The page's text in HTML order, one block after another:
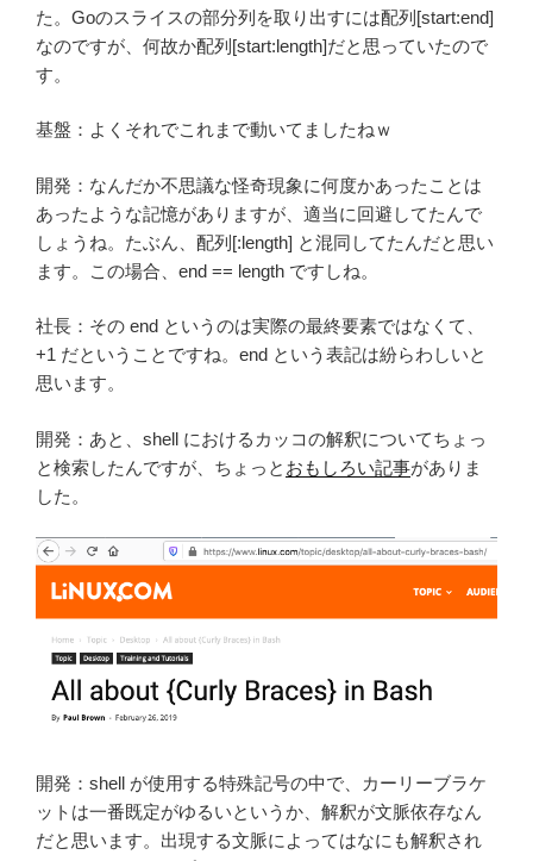
た。Goのスライスの部分列を取り出すには配列[start:end]
なのですが、何故か配列[start:length]だと思っていたので
す。
基盤：よくそれでこれまで動いてましたねｗ
開発：なんだか不思議な怪奇現象に何度かあったことは
あったような記憶がありますが、適当に回避してたんで
しょうね。たぶん、配列[:length] と混同してたんだと思い
ます。この場合、end == length ですしね。
社長：その end というのは実際の最終要素ではなくて、
+1 だということですね。end という表記は紛らわしいと
思います。
開発：あと、shell におけるカッコの解釈についてちょっ
と検索したんですが、ちょっと おもしろい記事がありま
した。
開発：shell が使用する特殊記号の中で、カーリーブラケ
ットは一番既定がゆるいというか、解釈が文脈依存なん
だと思います。出現する文脈によってはなにも解釈され